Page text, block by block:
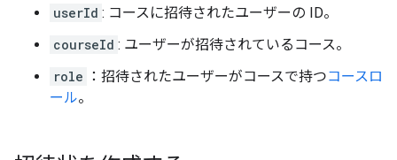
userId : コースに招待されたユーザーの ID。
courseId : ユーザーが招待されているコース。
role ：招待されたユーザーがコースで持つコースロ
ール。